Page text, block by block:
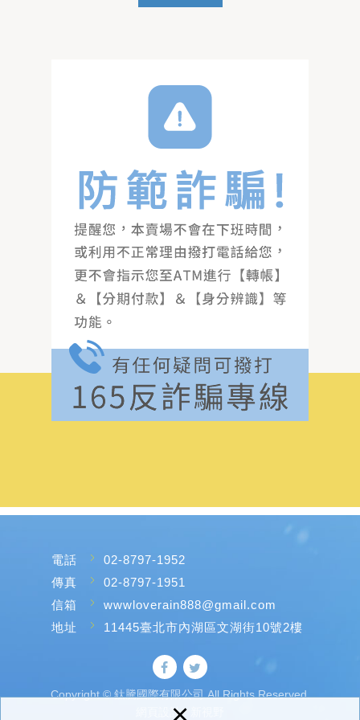
電話
02-8797-1952
傳真
02-8797-1951
信箱
wwwloverain888@gmail.com
地址
11445臺北市內湖區文湖街10號2樓
Copyright © 鈦騰國際有限公司 All Rights Reserved.
網頁設計 : 新視野